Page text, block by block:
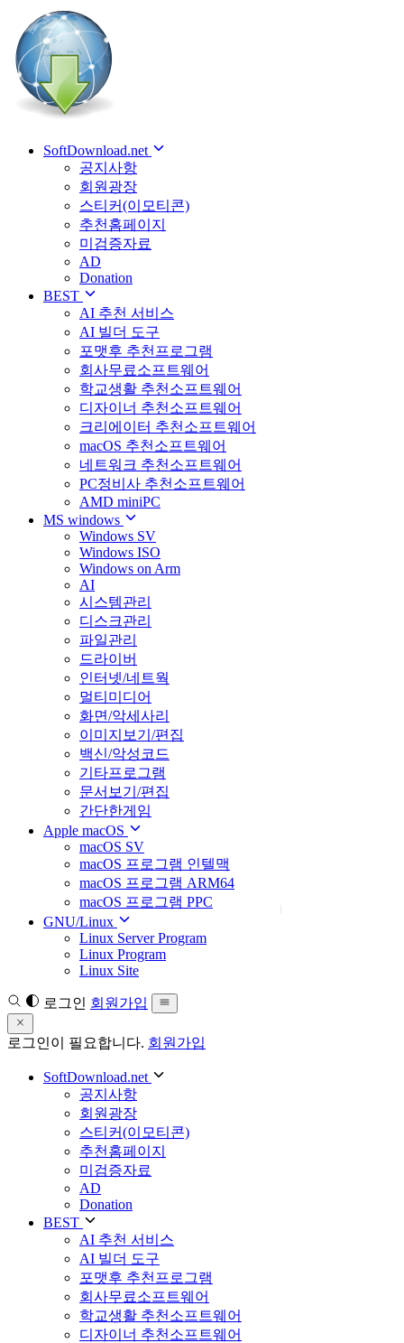
SoftDownload.net
공지사항
회원광장
스티커(이모티콘)
추천홈페이지
미검증자료
AD
Donation
BEST
AI 추천 서비스
AI 빌더 도구
포맷후 추천프로그램
회사무료소프트웨어
학교생활 추천소프트웨어
디자이너 추천소프트웨어
크리에이터 추천소프트웨어
macOS 추천소프트웨어
네트워크 추천소프트웨어
PC정비사 추천소프트웨어
AMD miniPC
MS windows
Windows SV
Windows ISO
Windows on Arm
AI
시스템관리
디스크관리
파일관리
드라이버
인터넷/네트웍
멀티미디어
화면/악세사리
이미지보기/편집
백신/악성코드
기타프로그램
문서보기/편집
간단한게임
Apple macOS
macOS SV
macOS 프로그램 인텔맥
macOS 프로그램 ARM64
macOS 프로그램 PPC
GNU/Linux
Linux Server Program
Linux Program
Linux Site
로그인 회원가입
로그인이 필요합니다. 회원가입
SoftDownload.net
공지사항
회원광장
스티커(이모티콘)
추천홈페이지
미검증자료
AD
Donation
BEST
AI 추천 서비스
AI 빌더 도구
포맷후 추천프로그램
회사무료소프트웨어
학교생활 추천소프트웨어
디자이너 추천소프트웨어